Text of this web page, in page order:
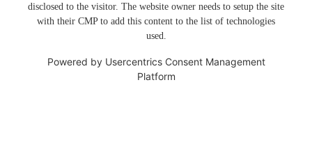
disclosed to the visitor. The website owner needs to setup the site
with their CMP to add this content to the list of technologies
used.
Powered by Usercentrics Consent Management
Platform